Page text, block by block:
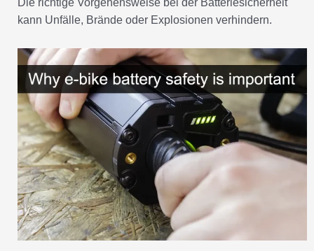
kann Unfälle, Brände oder Explosionen verhindern.